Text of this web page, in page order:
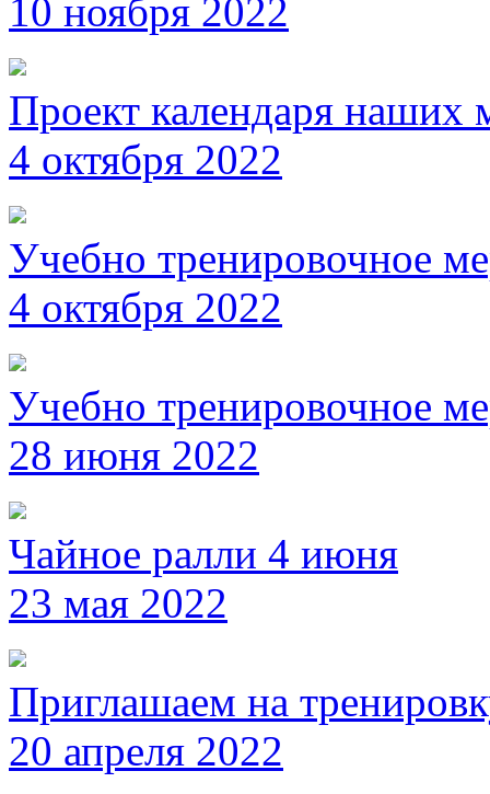
10 ноября 2022
Проект календаря наших
4 октября 2022
Учебно тренировочное
4 октября 2022
Учебно тренировочное
28 июня 2022
Чайное ралли 4 июня
23 мая 2022
Приглашаем на
20 апреля 2022